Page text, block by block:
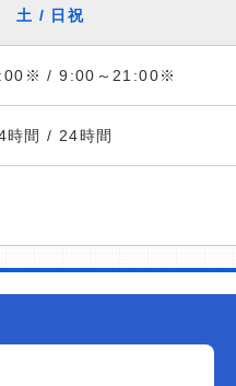
土 / 日祝
/ 9:00～21:00※
時間 / 24時間